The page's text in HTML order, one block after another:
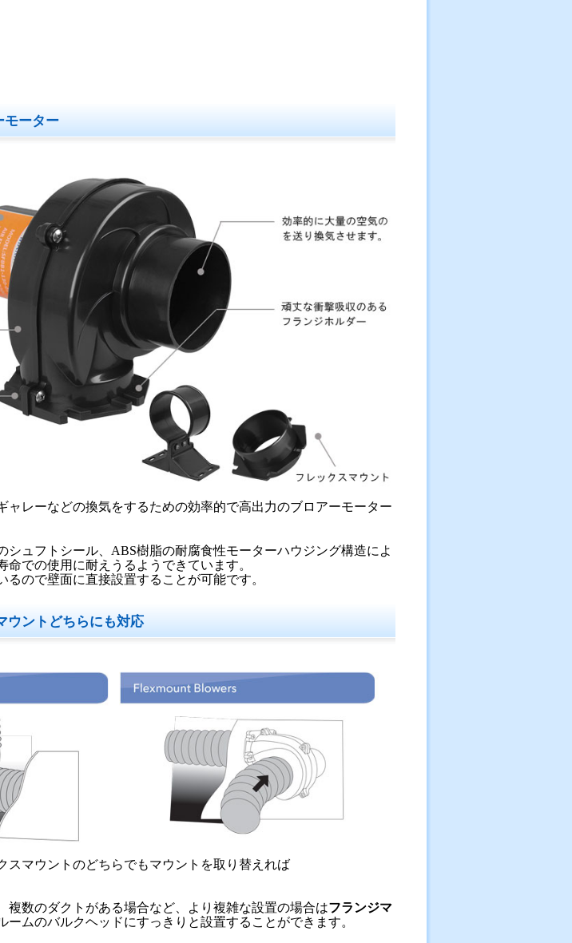
モーター
ャレーなどの換気をするための効率的で高出力のブロアーモーター
シュフトシール、ABS樹脂の耐腐食性モーターハウジング構造によ
命での使用に耐えうるようできています。
るので壁面に直接設置することが可能です。
ウントどちらにも対応
スマウントのどちらでもマウントを取り替えれば
複数のダクトがある場合など、より複雑な設置の場合はフランジマ
ームのバルクヘッドにすっきりと設置することができます。